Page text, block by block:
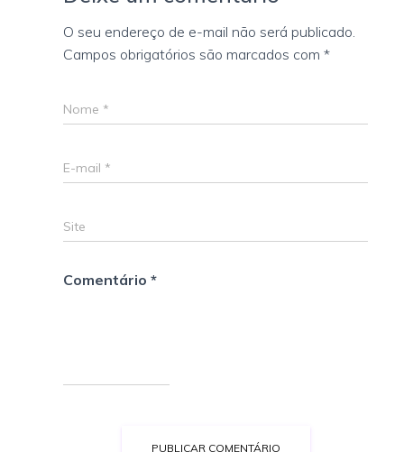
O seu endereço de e-mail não será publicado.
Campos obrigatórios são marcados com *
Nome *
E-mail *
Site
Comentário *